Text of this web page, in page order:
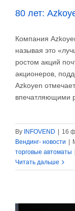
80 лет:
Компания
называя это
ростом акций
акционеров,
Azkoyen
впечатляющими
By INFOVEND 16
Вендинг- новости
торговые автоматы
Читать дальше